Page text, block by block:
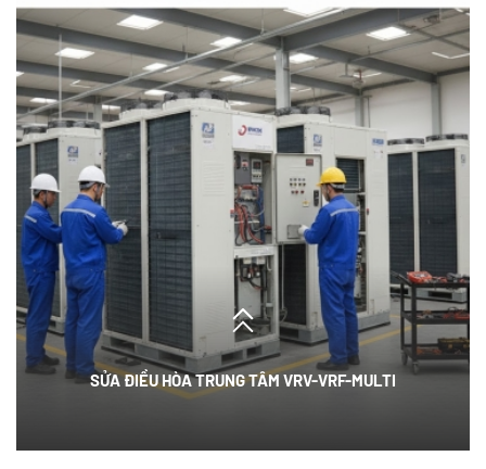
SỬA ĐIỀU HÒA TRUNG TÂM VRV-VRF-MULTI